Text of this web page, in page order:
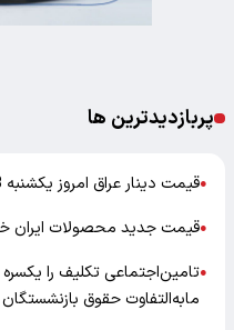
پربازدیدترین ها
●قیمت دینار عراق امروز یکشنبه 18 مرداد 1405
●قیمت جدید محصولات ایران
●تامین‌اجتماعی تکلیف را
مابه‌التفاوت حقوق بازنشستگان